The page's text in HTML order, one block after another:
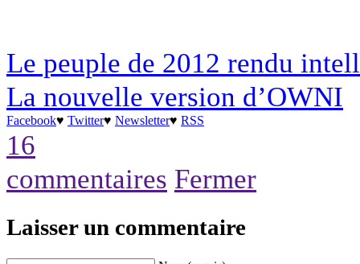
Le peuple de 2012 rendu
La nouvelle version d’OWNI
Facebook♥ Twitter♥ Newsletter♥ RSS
16
commentaires Fermer
Laisser un commentaire